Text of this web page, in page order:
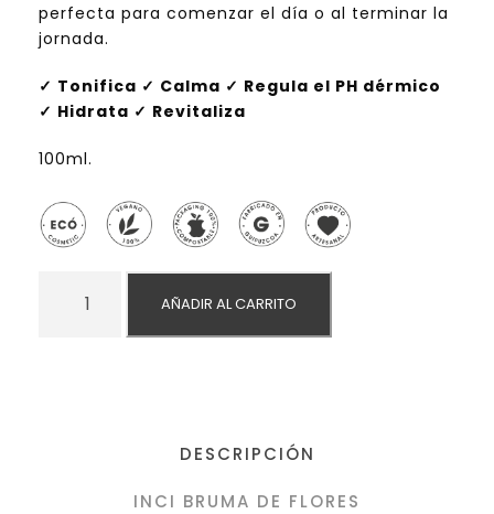
perfecta para comenzar el día o al terminar la
jornada.
✓ Tonifica ✓ Calma ✓ Regula el PH dérmico
✓ Hidrata ✓ Revitaliza
100ml.
AÑADIR AL CARRITO
DESCRIPCIÓN
INCI BRUMA DE FLORES